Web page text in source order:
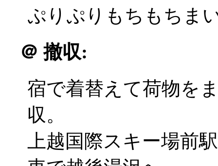
ぷりぷりもちもちま
＠ 撤収:
宿で着替えて荷物を
収。
上越国際スキー場前